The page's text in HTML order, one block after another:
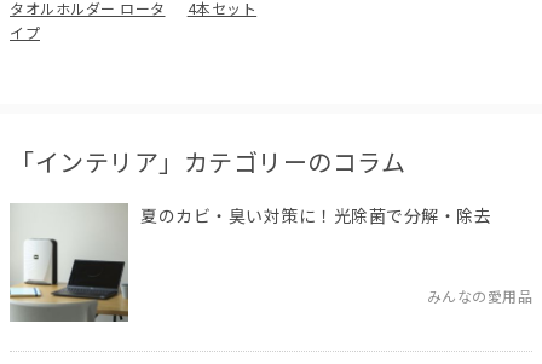
タオルホルダー ロータ
イプ
4本セット
「インテリア」カテゴリーのコラム
夏のカビ・臭い対策に！光除菌で分解・除去
みんなの愛用品